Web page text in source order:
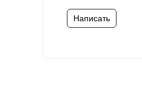
Написать